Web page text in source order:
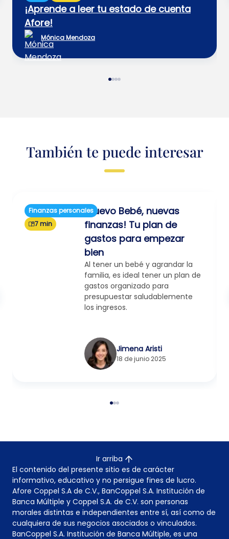
¡Aprende a leer tu estado de cuenta
Afore!
Mónica Mendoza
También te puede interesar
Finanzas personales
7 min
¡Nuevo Bebé, nuevas
finanzas! Tu plan de
gastos para empezar
bien
Al tener un bebé y agrandar la
familia, es ideal tener un plan de
gastos organizado para
presupuestar saludablemente
los ingresos.
Jimena Aristi
18 de junio 2025
Ir arriba
El contenido del presente sitio es de carácter
informativo, educativo y no persigue fines de lucro.
Afore Coppel S.A de C.V., BanCoppel S.A. Institución de
Banca Múltiple y Coppel S.A. de C.V. son personas
morales distintas e independientes entre sí, así como de
cualquiera de sus negocios asociados o vinculados.
BanCoppel S.A. Institución de Banca Múltiple, es una